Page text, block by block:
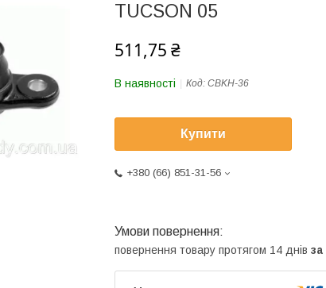
TUCSON 05
511,75 ₴
В наявності Код: CBKH-36
Купити
+380 (66) 851-31-56
повернення товару протягом 14 днів